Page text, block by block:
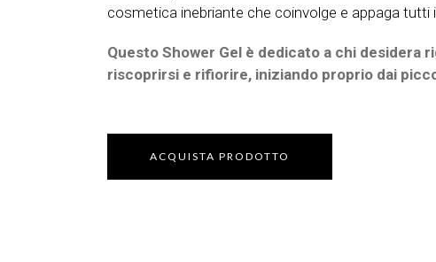
cosmetica inebriante che coinvolge e appaga tutti
Questo Shower Gel è dedicato a chi desidera
riscoprirsi e rifiorire, iniziando proprio dai
ACQUISTA PRODOTTO